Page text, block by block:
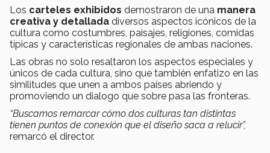
Los carteles exhibidos demostraron de una manera
creativa y detallada diversos aspectos icónicos de la
cultura como costumbres, paisajes, religiones, comidas
típicas y características regionales de ambas naciones.
Las obras no solo resaltaron los aspectos especiales y
únicos de cada cultura, sino que también enfatizo en las
similitudes que unen a ambos países abriendo y
promoviendo un dialogo que sobre pasa las fronteras.
“Buscamos remarcar cómo dos culturas tan distintas
tienen puntos de conexión que el diseño saca a relucir”,
remarcó el director.